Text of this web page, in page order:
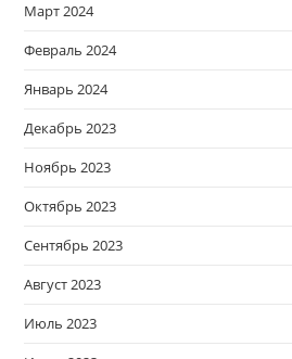
Март 2024
Февраль 2024
Январь 2024
Декабрь 2023
Ноябрь 2023
Октябрь 2023
Сентябрь 2023
Август 2023
Июль 2023